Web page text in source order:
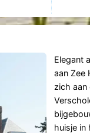
Elegant
aan Zee
zich
huisje